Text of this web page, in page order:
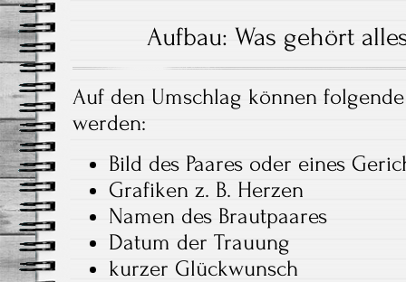
Aufbau: Was gehört
Auf den Umschlag können
werden:
Bild des Paares oder eines
Grafiken z. B. Herzen
Namen des Brautpaares
Datum der Trauung
kurzer Glückwunsch